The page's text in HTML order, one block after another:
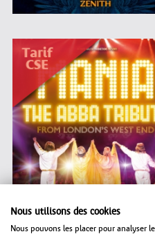
Nous utilisons des cookies
Nous pouvons les placer pour analyser